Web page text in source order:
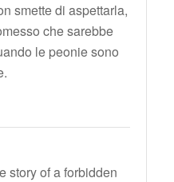
smette di aspettarla,
che sarebbe
le peonie sono
story of a forbidden